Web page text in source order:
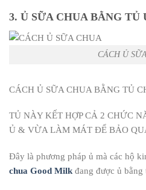
3. Ủ SỮA CHUA BẰNG TỦ
CÁCH Ủ
CÁCH Ủ SỮA CHUA BẰNG TỦ
TỦ NÀY KẾT HỢP CẢ 2 CHỨC
Ủ & VỪA LÀM MÁT ĐỂ BẢO
Đây là phương pháp ủ mà các hộ
chua Good Milk đang được ủ bằng